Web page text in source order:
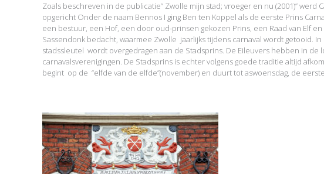
Zoals beschreven in de publicatie” Zwolle mijn stad; vroeger en nu (2001)”
opgericht Onder de naam Bennos I ging Ben ten Koppel als de eerste Prins
een bestuur, een Hof, een door oud-prinsen gekozen Prins, een Raad van Elf
Sassendonk bedacht, waarmee Zwolle jaarlijks tijdens carnaval wordt getooid.
stadssleutel wordt overgedragen aan de Stadsprins. De Eileuvers hebben in
carnavalsverenigingen. De Stadsprins is echter volgens goede traditie altijd
begint op de “elfde van de elfde”(november) en duurt tot aswoensdag, de